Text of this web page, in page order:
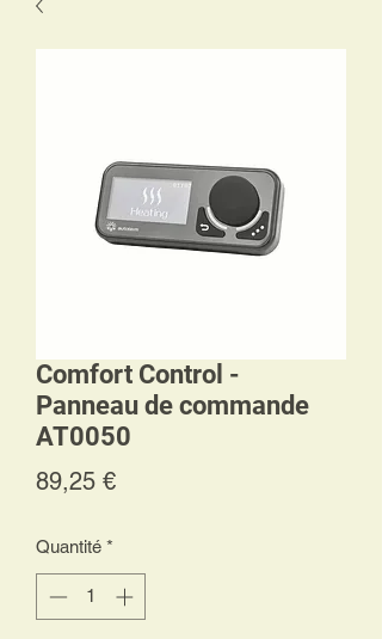
Comfort Control -
Panneau de commande
AT0050
89,25 €Prix
Quantité *